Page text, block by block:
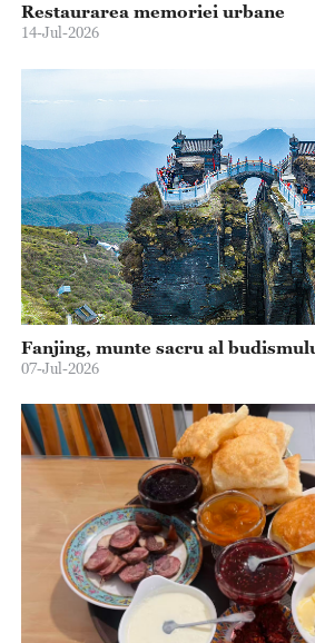
Restaurarea memoriei urbane
14-Jul-2026
Fanjing, munte sacru al
07-Jul-2026